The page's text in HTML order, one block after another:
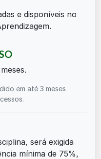
e disponíveis no
em até 3 meses
será exigida
mínima de 75%,